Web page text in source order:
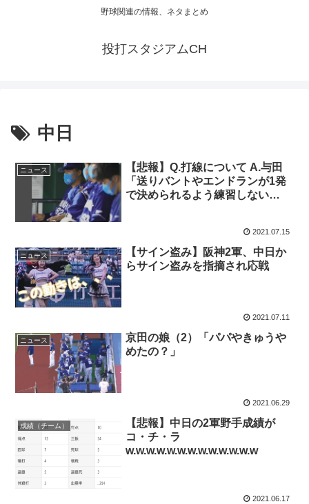
野球関連の情報、ネタまとめ
投打スタジアムCH
中日
ニュース
【悲報】Q.打線について A.与田
「送りバントやエンドランが1発
で決められるよう練習しない
2021.07.15
ニュース
【サイン盗み】阪神2軍、中日か
らサイン盗みを指摘され応戦
2021.07.11
ニュース
京田の娘（2）「パパやきゅうや
めたの？」
2021.06.29
成績（チーム）
【悲報】中日の2軍野手成績が
コ・チ・ラ
w.w.w.w.w.w.w.w.w.w.w.w.w
2021.06.17